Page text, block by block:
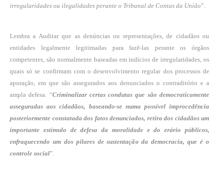
irregularidades ou ilegalidades perante o Tribunal de Contas da União”.
Lembra a Auditar que as denúncias ou representações, de cidadãos ou
entidades legalmente legitimadas para fazê-las perante os órgãos
competentes, são normalmente baseadas em indícios de irregularidades, os
quais só se confirmam com o desenvolvimento regular dos processos de
apuração, em que são assegurados aos denunciados o contraditório e a
ampla defesa. “Criminalizar certas condutas que são democraticamente
asseguradas aos cidadãos, baseando-se numa possível improcedência
posteriormente constatada dos fatos denunciados, retira dos cidadãos um
importante estímulo de defesa da moralidade e do erário públicos,
enfraquecendo um dos pilares de sustentação da democracia, que é o
controle social”.